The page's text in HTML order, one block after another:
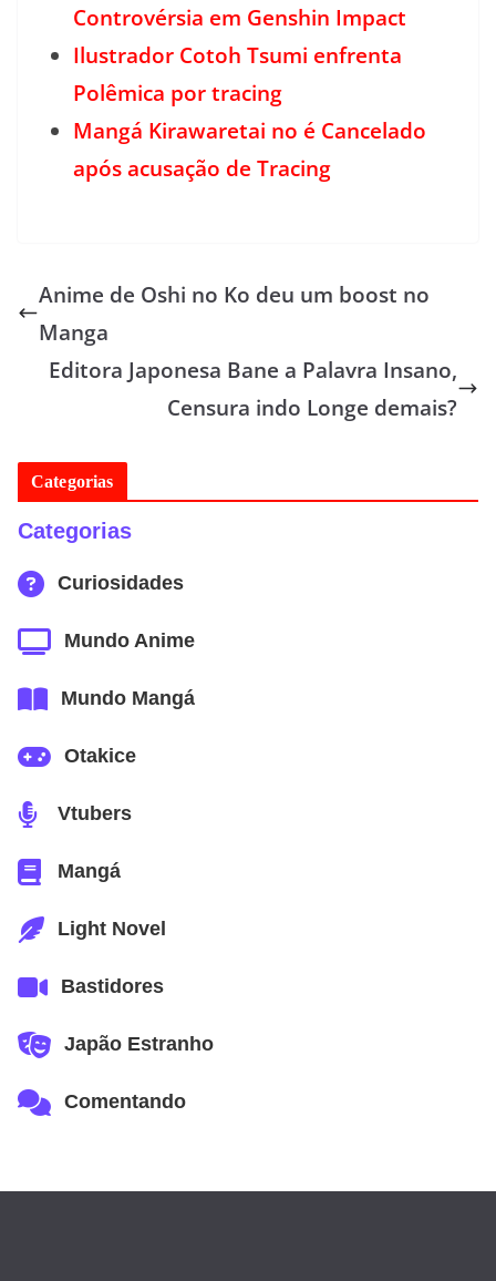
Controvérsia em Genshin Impact
Ilustrador Cotoh Tsumi enfrenta
Polêmica por tracing
Mangá Kirawaretai no é Cancelado
após acusação de Tracing
Anime de Oshi no Ko deu um boost no
Manga
Editora Japonesa Bane a Palavra Insano,
Censura indo Longe demais?
Categorias
Categorias
Curiosidades
Mundo Anime
Mundo Mangá
Otakice
Vtubers
Mangá
Light Novel
Bastidores
Japão Estranho
Comentando